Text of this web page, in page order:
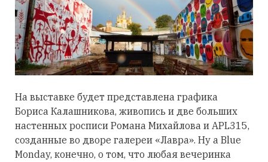
На выставке будет представлена графика
Бориса Калашникова, живопись и две больших
настенных росписи Романа Михайлова и APL315,
созданные во дворе галереи «Лавра». Ну а Blue
Monday, конечно, о том, что любая вечеринка